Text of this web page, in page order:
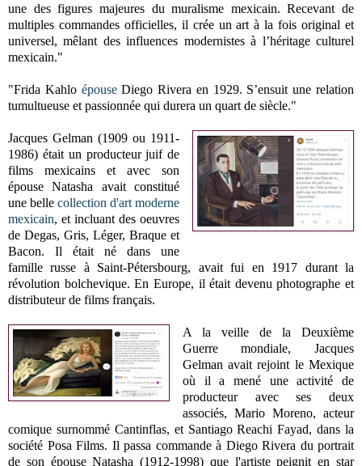
une des figures majeures du muralisme mexicain. Recevant de
multiples commandes officielles, il crée un art à la fois original et
universel, mêlant des influences modernistes à l’héritage culturel
mexicain."
"Frida Kahlo épouseDiego Rivera en 1929. S’ensuit une relation
tumultueuse et passionnée qui durera un quart de siècle."
Jacques Gelman (1909 ou 1911-
1986) était un producteur juif de
films mexicains et avec son
épouse Natasha avait constitué
une bellecollection d'art moderne
mexicain, et incluant des oeuvres
de Degas, Gris, Léger, Braque et
Bacon. Il était né dans une
famille russe à Saint-Pétersbourg, avait fui en 1917 durant la
révolution bolchevique. En Europe, il était devenu photographe et
distributeur de films français.
A la veille de la Deuxième
Guerre mondiale, Jacques
Gelman avait rejoint le Mexique
où il a mené une activité de
producteur avec ses deux
associés, Mario Moreno, acteur
comique surnommé Cantinflas, et Santiago Reachi Fayad, dans la
société Posa Films. Il passa commande à Diego Rivera du portrait
de son épouse Natasha (1912-1998) que l'artiste peignit en star